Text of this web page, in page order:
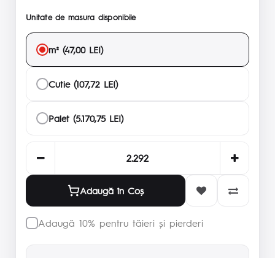
Unitate de masura disponibile
m² (47,00 LEI)
Cutie (107,72 LEI)
Palet (5.170,75 LEI)
Adaugă în Coş
Adaugă 10% pentru tăieri și pierderi